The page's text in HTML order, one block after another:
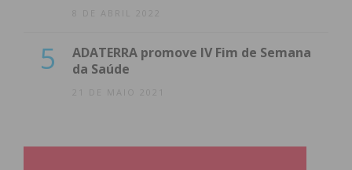
8 DE ABRIL 2022
5
ADATERRA promove IV Fim de Semana
da Saúde
21 DE MAIO 2021